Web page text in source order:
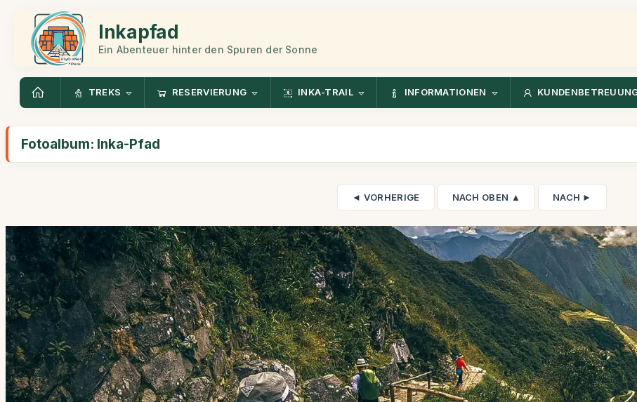
Inkapfad
Ein Abenteuer hinter den Spuren der Sonne
TREKS RESERVIERUNG INKA-TRAIL INFORMATIONEN
Fotoalbum: Inka-Pfad
◄ VORHERIGE NACH OBEN ▲ NACH ►